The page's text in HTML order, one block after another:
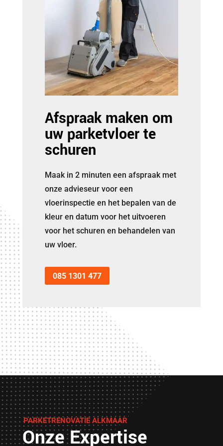
Afspraak maken om
uw parketvloer te
schuren
Maak in 2 minuten een afspraak met
onze advieseur voor een
vloerinspectie en het bepalen van de
kleur en datum voor het uitvoeren
voor het schuren en behandelen van
uw vloer.
085 1301 477
PARKETRENOVATIE ALKMAAR
Onze Expertise